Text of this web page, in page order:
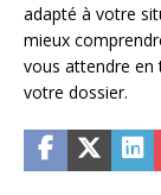
adapté à votre
mieux
vous attendre en
votre dossier.